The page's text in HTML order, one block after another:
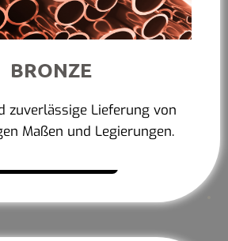
BRONZE
zuverlässige Lieferung von
Maßen und Legierungen.